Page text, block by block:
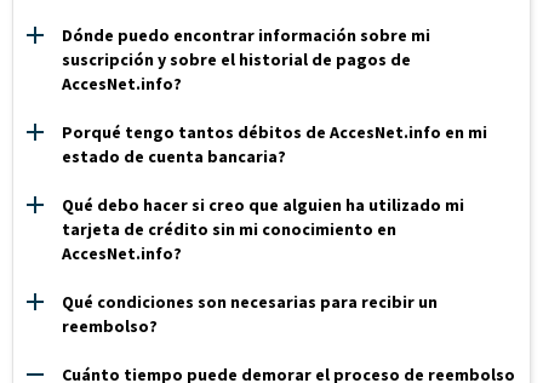
Dónde puedo encontrar información sobre mi
suscripción y sobre el historial de pagos de
AccesNet.info?
Porqué tengo tantos débitos de AccesNet.info en mi
estado de cuenta bancaria?
Qué debo hacer si creo que alguien ha utilizado mi
tarjeta de crédito sin mi conocimiento en
AccesNet.info?
Qué condiciones son necesarias para recibir un
reembolso?
Cuánto tiempo puede demorar el proceso de reembolso